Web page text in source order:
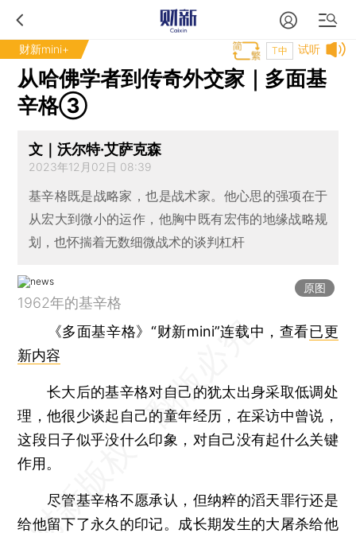
财新mini+ 试听
T中
从哈佛学者到传奇外交家｜多面基
辛格③
文｜沃尔特·艾萨克森
2023年12月02日 08:39
基辛格既是战略家，也是战术家。他心思的强项在于
从宏大到微小的运作，他胸中既有宏伟的地缘战略规
划，也怀揣着无数细微战术的谈判杠杆
原图
1962年的基辛格
《多面基辛格》“财新mini”连载中，查看已更
新内容
长大后的基辛格对自己的犹太出身采取低调处
理，他很少谈起自己的童年经历，在采访中曾说，
这段日子似乎没什么印象，对自己没有起什么关键
作用。
尽管基辛格不愿承认，但纳粹的滔天罪行还是
给他留下了永久的印记。成长期发生的大屠杀给他